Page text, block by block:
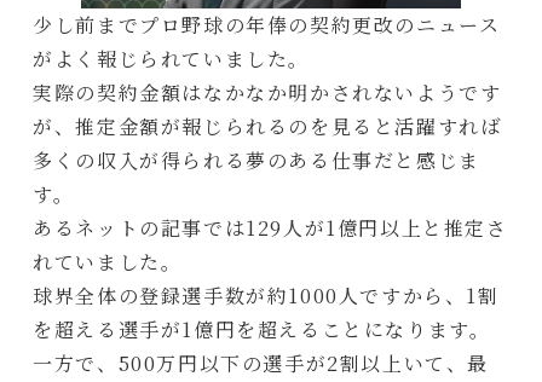
少し前までプロ野球の年俸の契約更改のニュース
がよく報じられていました。
実際の契約金額はなかなか明かされないようです
が、推定金額が報じられるのを見ると活躍すれば
多くの収入が得られる夢のある仕事だと感じま
す。
あるネットの記事では129人が1億円以上と推定さ
れていました。
球界全体の登録選手数が約1000人ですから、1割
を超える選手が1億円を超えることになります。
一方で、500万円以下の選手が2割以上いて、最